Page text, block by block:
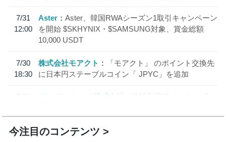
7/31
12:00
Aster
Aster、韓国RWAシーズン1取引キャンペーン
を開始 $SKHYNIX・$SAMSUNG対象、賞金総額
10,000 USDT
7/30
18:30
株式会社モアクト
「モアクト」 のポイント交換先
に日本円ステーブルコイン「 JPYC」を追加
7/29
SBI VCトレード株式会社
信託型円建てステーブル
今注目のコンテンツ